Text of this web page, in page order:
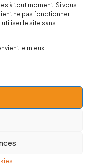
à tout moment. Si vous
ne pas fonctionner
le site sans
le mieux.